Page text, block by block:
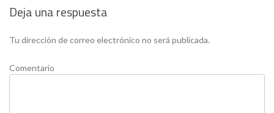
Deja una respuesta
Tu dirección de correo electrónico no será publicada.
Comentario